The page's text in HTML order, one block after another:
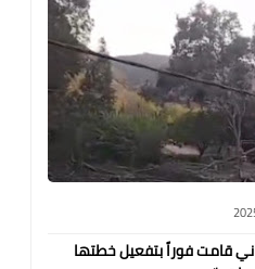
قامت فوراً بتفعيل خطتها